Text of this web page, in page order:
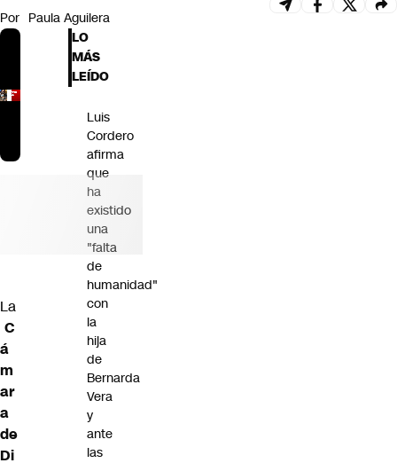
Por Paula Aguilera
La
C
á
m
ar
a
de
Di
LO
MÁS
LEÍDO
Luis
Cordero
afirma
que
ha
existido
una
"falta
de
humanidad"
con
la
hija
de
Bernarda
Vera
y
ante
las